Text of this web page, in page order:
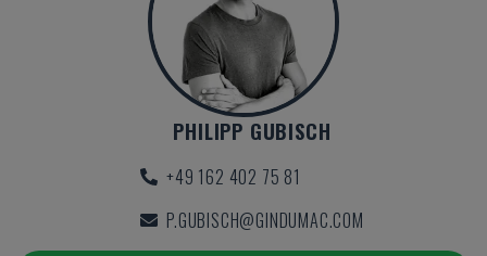
PHILIPP GUBISCH
+49 162 402 75 81
P.GUBISCH@GINDUMAC.COM